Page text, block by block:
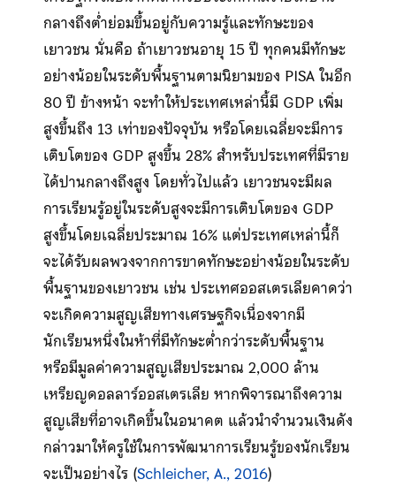
กลางถึงต่ำย่อมขึ้นอยู่กับความรู้และทักษะของ
เยาวชน นั่นคือ ถ้าเยาวชนอายุ 15 ปี ทุกคนมีทักษะ
อย่างน้อยในระดับพื้นฐานตามนิยามของ PISA ในอีก
80 ปี ข้างหน้า จะทำให้ประเทศเหล่านี้มี GDP เพิ่ม
สูงขึ้นถึง 13 เท่าของปัจจุบัน หรือโดยเฉลี่ยจะมีการ
เติบโตของ GDP สูงขึ้น 28% สำหรับประเทศที่มีราย
ได้ปานกลางถึงสูง โดยทั่วไปแล้ว เยาวชนจะมีผล
การเรียนรู้อยู่ในระดับสูงจะมีการเติบโตของ GDP
สูงขึ้นโดยเฉลี่ยประมาณ 16% แต่ประเทศเหล่านี้ก็
จะได้รับผลพวงจากการขาดทักษะอย่างน้อยในระดับ
พื้นฐานของเยาวชน เช่น ประเทศออสเตรเลียคาดว่า
จะเกิดความสูญเสียทางเศรษฐกิจเนื่องจากมี
นักเรียนหนึ่งในห้าที่มีทักษะต่ำกว่าระดับพื้นฐาน
หรือมีมูลค่าความสูญเสียประมาณ 2,000 ล้าน
เหรียญดอลลาร์ออสเตรเลีย หากพิจารณาถึงความ
สูญเสียที่อาจเกิดขึ้นในอนาคต แล้วนำจำนวนเงินดัง
กล่าวมาให้ครูใช้ในการพัฒนาการเรียนรู้ของนักเรียน
จะเป็นอย่างไร (Schleicher, A., 2016)